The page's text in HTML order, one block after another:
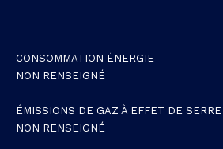
CONSOMMATION ÉNERGIE
NON RENSEIGNÉ
ÉMISSIONS DE GAZ À EFFET DE SERRE
NON RENSEIGNÉ